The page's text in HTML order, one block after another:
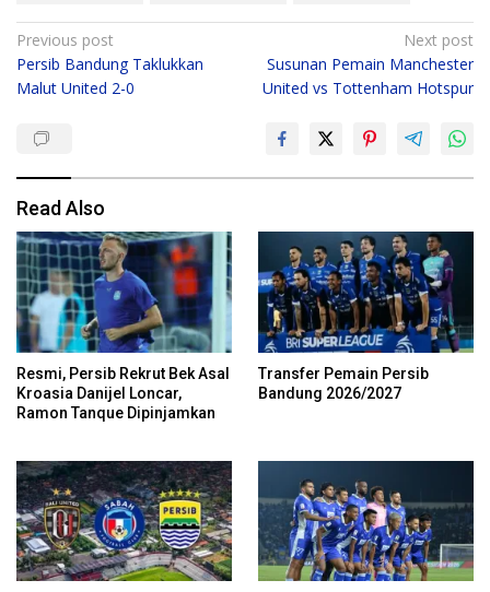
Post
navigation
Previous post
Persib Bandung Taklukkan
Malut United 2-0
Next post
Susunan Pemain Manchester
United vs Tottenham Hotspur
Read Also
Resmi, Persib Rekrut Bek Asal
Kroasia Danijel Loncar,
Ramon Tanque Dipinjamkan
Transfer Pemain Persib
Bandung 2026/2027